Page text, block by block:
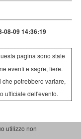
08-09 14:36:19
pagina sono state
eventi e sagre, fiere.
potrebbero variare,
ufficiale dell'evento.
utilizzo non